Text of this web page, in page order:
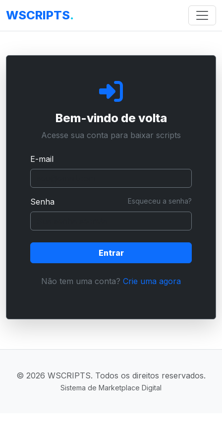
WSCRIPTS.
Bem-vindo de volta
Acesse sua conta para baixar scripts
E-mail
Senha Esqueceu a senha?
Entrar
Não tem uma conta? Crie uma agora
© 2026 WSCRIPTS. Todos os direitos reservados.
Sistema de Marketplace Digital